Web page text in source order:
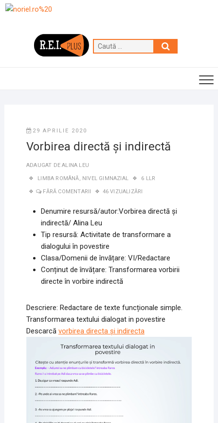
Skip
Caută
…
29 APRILIE 2020
Vorbirea directă și indirectă
ADAUGAT DEALINA LEU
LIMBA ROMÂNĂ, NIVEL GIMNAZIAL 6 LLR
FĂRĂ COMENTARII 46 VIZUALIZĂRI
Denumire resursă/autor:Vorbirea directă și
indirectă/ Alina Leu
Tip resursă: Activitate de transformare a
dialogului în povestire
Clasa/Domenii de învățare: VI/Redactare
Conținut de învățare: Transformarea vorbirii
directe în vorbire indirectă
Descriere: Redactare de texte funcționale simple.
Transformarea textului dialogat in povestire
Descarcă vorbirea directa și indirecta